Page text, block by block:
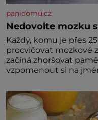
panidomu.cz
Nedovolte mozku
Každý, komu je přes
procvičovat mozkové
začíná zhoršovat
vzpomenout si na
nedávno přečetli. Je
kdyby se paměť